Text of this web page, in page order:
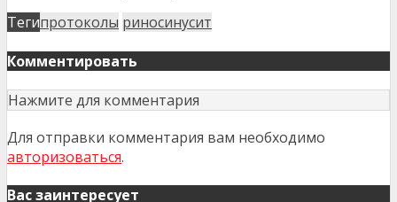
Тегипротоколы риносинусит
Комментировать
Нажмите для комментария
Для отправки комментария вам необходимо
авторизоваться.
Вас заинтересует